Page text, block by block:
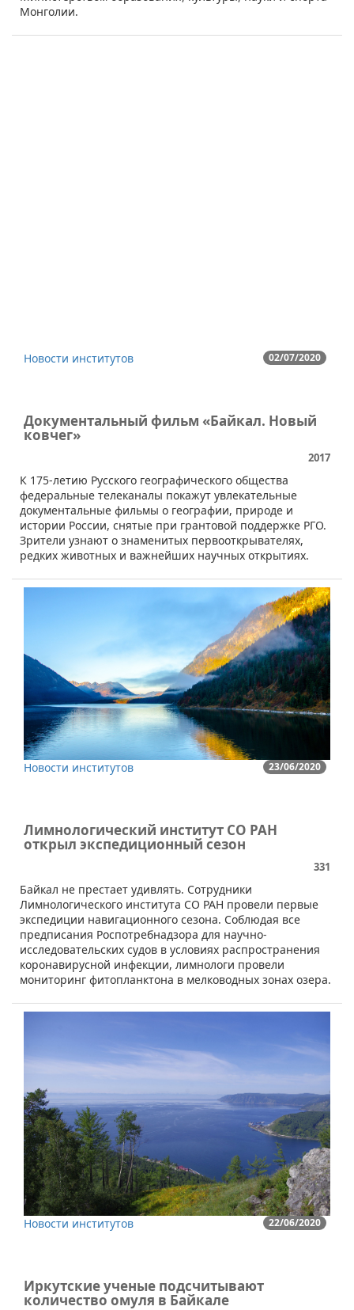
Монголии.
02/07/2020
Новости институтов
Документальный фильм «Байкал. Новый
ковчег»
2017
​​​К 175-летию Русского географического общества
федеральные телеканалы покажут увлекательные
документальные фильмы о географии, природе и
истории России, снятые при грантовой поддержке РГО.
Зрители узнают о знаменитых первооткрывателях,
редких животных и важнейших научных открытиях.
23/06/2020
Новости институтов
Лимнологический институт СО РАН
открыл экспедиционный сезон
331
​Байкал не престает удивлять. Сотрудники
Лимнологического института СО РАН провели первые
экспедиции навигационного сезона. Соблюдая все
предписания Роспотребнадзора для научно-
исследовательских судов в условиях распространения
коронавирусной инфекции, лимнологи провели
мониторинг фитопланктона в мелководных зонах озера.
22/06/2020
Новости институтов
Иркутские ученые подсчитывают
количество омуля в Байкале